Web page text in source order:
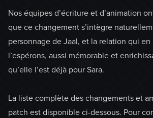
Nos équipes d’écriture et d’animation
que ce changement s’intègre
personnage de Jaal, et la relation qui en
l’espérons, aussi mémorable et
qu’elle l’est déjà pour Sara.
La liste complète des changements et
patch est disponible ci-dessous. Pour